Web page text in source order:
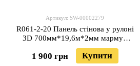
Артикул: SW-00002279
R061-2-20 Панель стінова у рулоні
3D 700мм*19,6м*2мм мармур
чорний (D) SW-00002279
1 900 грн Купити